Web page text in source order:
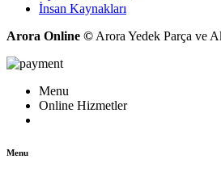
İnsan Kaynakları
Arora Online © Arora Yedek Parça ve
Menu
Online Hizmetler
Menu